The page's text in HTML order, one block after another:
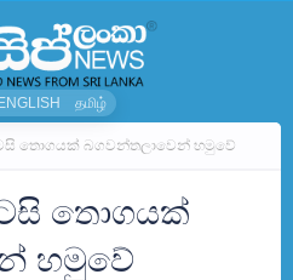
தமிழ்
තොගයක් බගවන්තලාවෙන් හමුවේ
තොගයක්
හමුවේ